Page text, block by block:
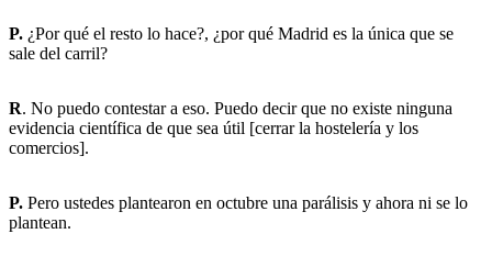
P. ¿Por qué el resto lo hace?, ¿por qué Madrid es la única que se
sale del carril?
R. No puedo contestar a eso. Puedo decir que no existe ninguna
evidencia científica de que sea útil [cerrar la hostelería y los
comercios].
P. Pero ustedes plantearon en octubre una parálisis y ahora ni se lo
plantean.